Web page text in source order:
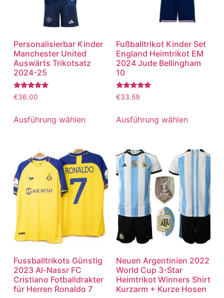
Personalisierbar Kinder
Manchester United
Auswärts Trikotsatz
2024-25
Bewertet
mit
€36.00
Ausführung wählen
Fußballtrikot Kinder Set
England Heimtrikot EM
2024 Jude Bellingham
10
Bewertet
mit
€33.59
Ausführung wählen
Fussballtrikots Günstig
2023 Al-Nassr FC
Cristiano Fotballdrakter
für Herren Ronaldo 7
Neuen Argentinien 2022
World Cup 3-Star
Heimtrikot Winners Shirt
Kurzarm + Kurze Hosen